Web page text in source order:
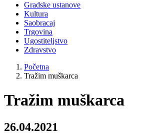
Gradske ustanove
Kultura
Saobracaj
Trgovina
Ugostiteljstvo
Zdravstvo
Početna
Tražim muškarca
Tražim muškarca
26.04.2021